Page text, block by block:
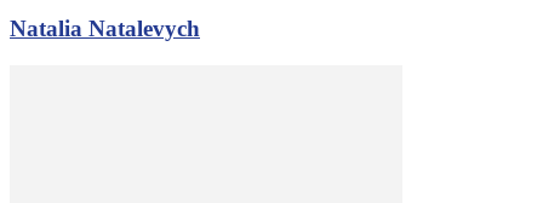
Natalia Natalevych